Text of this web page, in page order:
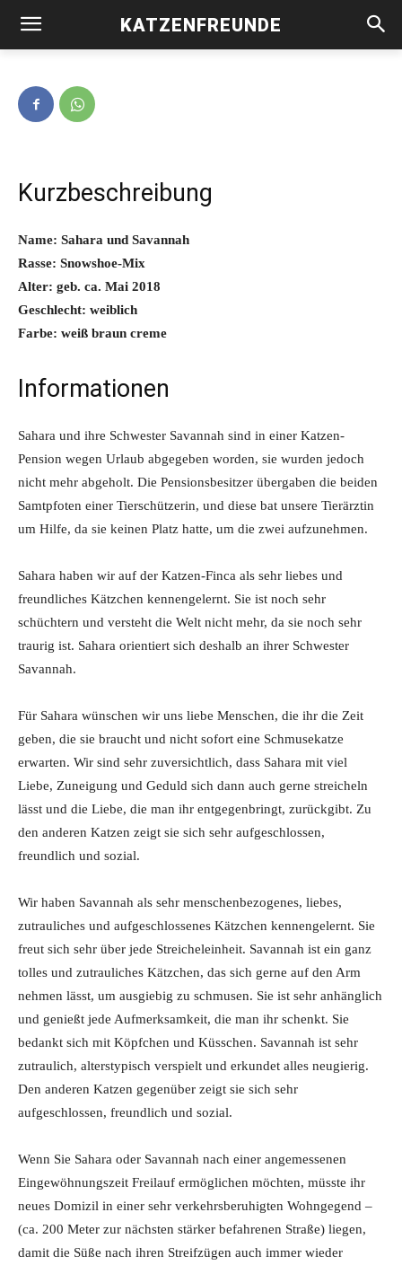
KATZENFREUNDE
Sahara und Savannah -vermittelt-
Kurzbeschreibung
Name: Sahara und Savannah
Rasse: Snowshoe-Mix
Alter: geb. ca. Mai 2018
Geschlecht: weiblich
Farbe: weiß braun creme
Informationen
Sahara und ihre Schwester Savannah sind in einer Katzen-
Pension wegen Urlaub abgegeben worden, sie wurden jedoch
nicht mehr abgeholt. Die Pensionsbesitzer übergaben die beiden
Samtpfoten einer Tierschützerin, und diese bat unsere Tierärztin
um Hilfe, da sie keinen Platz hatte, um die zwei aufzunehmen.
Sahara haben wir auf der Katzen-Finca als sehr liebes und
freundliches Kätzchen kennengelernt. Sie ist noch sehr
schüchtern und versteht die Welt nicht mehr, da sie noch sehr
traurig ist. Sahara orientiert sich deshalb an ihrer Schwester
Savannah.
Für Sahara wünschen wir uns liebe Menschen, die ihr die Zeit
geben, die sie braucht und nicht sofort eine Schmusekatze
erwarten. Wir sind sehr zuversichtlich, dass Sahara mit viel
Liebe, Zuneigung und Geduld sich dann auch gerne streicheln
lässt und die Liebe, die man ihr entgegenbringt, zurückgibt. Zu
den anderen Katzen zeigt sie sich sehr aufgeschlossen,
freundlich und sozial.
Wir haben Savannah als sehr menschenbezogenes, liebes,
zutrauliches und aufgeschlossenes Kätzchen kennengelernt. Sie
freut sich sehr über jede Streicheleinheit. Savannah ist ein ganz
tolles und zutrauliches Kätzchen, das sich gerne auf den Arm
nehmen lässt, um ausgiebig zu schmusen. Sie ist sehr anhänglich
und genießt jede Aufmerksamkeit, die man ihr schenkt. Sie
bedankt sich mit Köpfchen und Küsschen. Savannah ist sehr
zutraulich, alterstypisch verspielt und erkundet alles neugierig.
Den anderen Katzen gegenüber zeigt sie sich sehr
aufgeschlossen, freundlich und sozial.
Wenn Sie Sahara oder Savannah nach einer angemessenen
Eingewöhnungszeit Freilauf ermöglichen möchten, müsste ihr
neues Domizil in einer sehr verkehrsberuhigten Wohngegend –
(ca. 200 Meter zur nächsten stärker befahrenen Straße) liegen,
damit die Süße nach ihren Streifzügen auch immer wieder